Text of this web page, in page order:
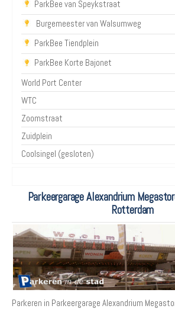
ParkBee van Speykstraat
Burgemeester van Walsumweg
ParkBee Tiendplein
ParkBee Korte Bajonet
World Port Center
WTC
Zoomstraat
Zuidplein
Coolsingel (gesloten)
Parkeergarage Alexandrium
Rotterdam
Parkeren in Parkeergarage Alexandrium